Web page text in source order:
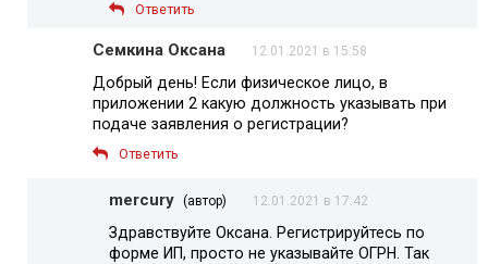
Ответить
Семкина Оксана 12.01.2021 в 15:58
Добрый день! Если физическое лицо, в
приложении 2 какую должность указывать при
подаче заявления о регистрации?
Ответить
mercury (автор) 12.01.2021 в 17:42
Здравствуйте Оксана. Регистрируйтесь по
форме ИП, просто не указывайте ОГРН. Так